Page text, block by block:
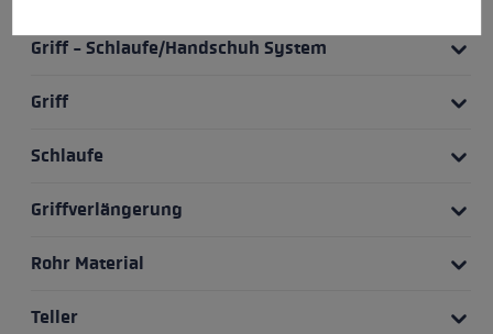
Griff - Schlaufe/Handschuh System
Griff
Schlaufe
Griffverlängerung
Rohr Material
Teller